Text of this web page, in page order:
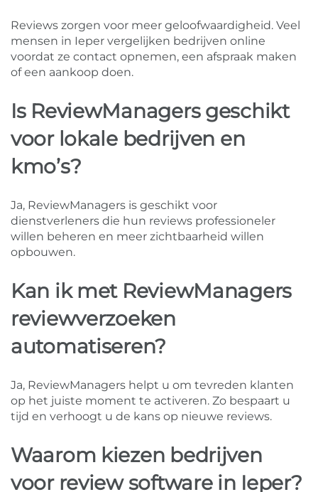
Reviews zorgen voor meer geloofwaardigheid. Veel
mensen in Ieper vergelijken bedrijven online
voordat ze contact opnemen, een afspraak maken
of een aankoop doen.
Is ReviewManagers geschikt
voor lokale bedrijven en
kmo’s?
Ja, ReviewManagers is geschikt voor
dienstverleners die hun reviews professioneler
willen beheren en meer zichtbaarheid willen
opbouwen.
Kan ik met ReviewManagers
reviewverzoeken
automatiseren?
Ja, ReviewManagers helpt u om tevreden klanten
op het juiste moment te activeren. Zo bespaart u
tijd en verhoogt u de kans op nieuwe reviews.
Waarom kiezen bedrijven
voor review software in Ieper?